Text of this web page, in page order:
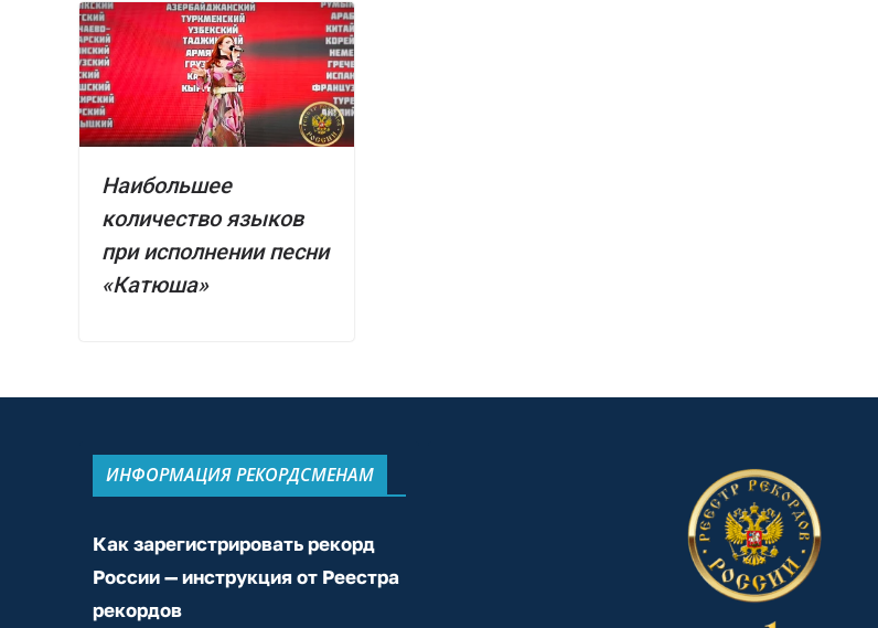
Наибольшее
количество языков
при исполнении песни
«Катюша»
ИНФОРМАЦИЯ РЕКОРДСМЕНАМ
Как зарегистрировать рекорд
России — инструкция от Реестра
рекордов